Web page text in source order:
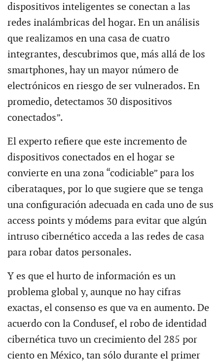
dispositivos inteligentes se conectan a las
redes inalámbricas del hogar. En un análisis
que realizamos en una casa de cuatro
integrantes, descubrimos que, más allá de los
smartphones, hay un mayor número de
electrónicos en riesgo de ser vulnerados. En
promedio, detectamos 30 dispositivos
conectados”.
El experto refiere que este incremento de
dispositivos conectados en el hogar se
convierte en una zona “codiciable” para los
ciberataques, por lo que sugiere que se tenga
una configuración adecuada en cada uno de sus
access points y módems para evitar que algún
intruso cibernético acceda a las redes de casa
para robar datos personales.
Y es que el hurto de información es un
problema global y, aunque no hay cifras
exactas, el consenso es que va en aumento. De
acuerdo con la Condusef, el robo de identidad
cibernética tuvo un crecimiento del 285 por
ciento en México, tan sólo durante el primer